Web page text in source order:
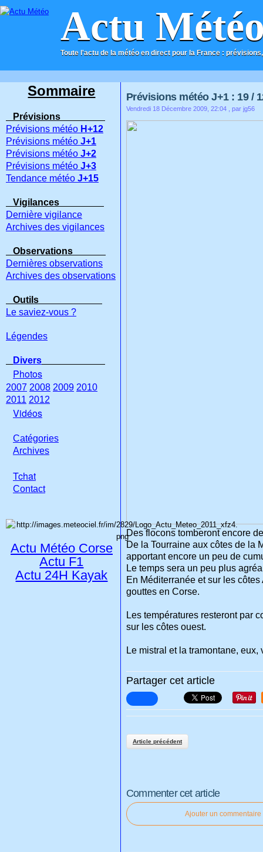
Actu
Toute l'actu de la météo en direct pour la France :
ACCUEIL CONTACT
Prévisions météo J+1 : 19 /
Vendredi 18 Décembre 2009, 22:04 , par jg56
Des flocons tomberont encore
De la Tourraine aux côtes de la
apportant encore un peu de
Le temps sera un peu plus
En Méditerranée et sur les
gouttes en Corse.
Les températures resteront par
sur les côtes ouest.
Le mistral et la tramontane, eux,
Partager cet article
Article précédent
Commenter cet article
Ajouter un commentaire
Sommaire
Prévisions
Prévisions météo H+12
Prévisions météo J+1
Prévisions météo J+2
Prévisions météo J+3
Tendance météo J+15
Vigilances
Dernière vigilance
Archives des vigilances
Observations
Dernières observations
Archives des observations
Outils
Le saviez-vous ?
Légendes
Divers
Photos
2007 2008 2009 2010
2011 2012
Vidéos
Catégories
Archives
Tchat
Contact
Actu Météo Corse
Actu F1
Actu 24H Kayak